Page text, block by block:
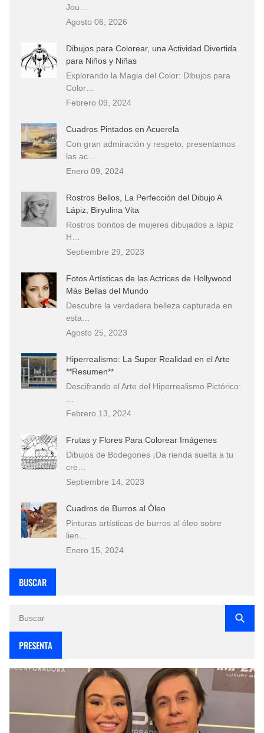
Jou…
Agosto 06, 2026
Dibujos para Colorear, una Actividad Divertida
para Niños y Niñas
Explorando la Magia del Color: Dibujos para
Color…
Febrero 09, 2024
Cuadros Pintados en Acuerela
Con gran admiración y respeto, presentamos
las ac…
Enero 09, 2024
Rostros Bellos, La Perfección del Dibujo A
Lápiz, Biryulina Vita
Rostros bonitos de mujeres dibujados a lápiz
H…
Septiembre 29, 2023
Fotos Artísticas de las Actrices de Hollywood
Más Bellas del Mundo
Descubre la verdadera belleza capturada en
esta…
Agosto 25, 2023
Hiperrealismo: La Super Realidad en el Arte
**Resumen**
Descifrando el Arte del Hiperrealismo Pictórico:
Febrero 13, 2024
Frutas y Flores Para Colorear Imágenes
Dibujos de Bodegones ¡Da rienda suelta a tu
cre…
Septiembre 14, 2023
Cuadros de Burros al Óleo
Pinturas artísticas de burros al óleo sobre
lien…
Enero 15, 2024
BUSCAR
PRESENTA